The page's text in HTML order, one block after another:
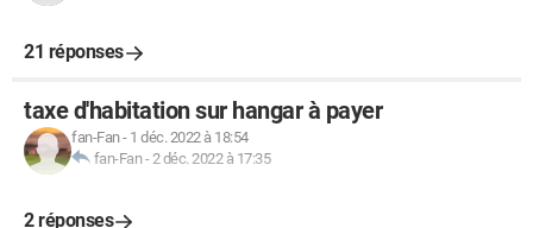
21 réponses
taxe d'habitation sur hangar à payer
fan-Fan- 1 déc. 2022 à 18:54
fan-Fan-2 déc. 2022 à 17:35
2 réponses